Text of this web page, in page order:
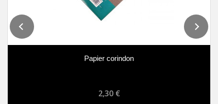
Papier corindon
2,30 €